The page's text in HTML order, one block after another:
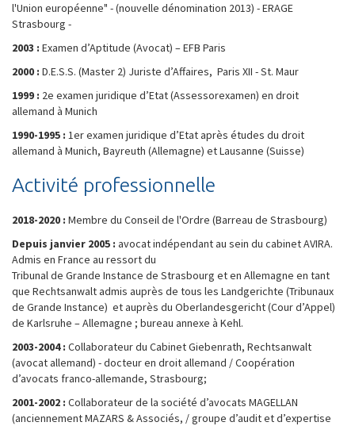
l'Union européenne" - (nouvelle dénomination 2013) - ERAGE
Strasbourg -
2003 : Examen d’Aptitude (Avocat) – EFB Paris
2000 : D.E.S.S. (Master 2) Juriste d’Affaires, Paris XII - St. Maur
1999 : 2e examen juridique d’Etat (Assessorexamen) en droit
allemand à Munich
1990-1995 : 1er examen juridique d’Etat après études du droit
allemand à Munich, Bayreuth (Allemagne) et Lausanne (Suisse)
Activité professionnelle
2018-2020 : Membre du Conseil de l'Ordre (Barreau de Strasbourg)
Depuis janvier 2005 : avocat indépendant au sein du cabinet AVIRA.
Admis en France au ressort du
Tribunal de Grande Instance de Strasbourg et en Allemagne en tant
que Rechtsanwalt admis auprès de tous les Landgerichte (Tribunaux
de Grande Instance) et auprès du Oberlandesgericht (Cour d’Appel)
de Karlsruhe – Allemagne ; bureau annexe à Kehl.
2003-2004 : Collaborateur du Cabinet Giebenrath, Rechtsanwalt
(avocat allemand) - docteur en droit allemand / Coopération
d’avocats franco-allemande, Strasbourg;
2001-2002 : Collaborateur de la société d’avocats MAGELLAN
(anciennement MAZARS & Associés, / groupe d’audit et d’expertise